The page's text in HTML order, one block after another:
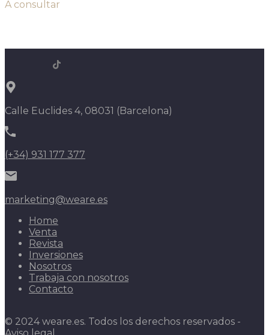
A consultar
Calle Euclides 4, 08031 (Barcelona)
(+34) 931 177 377
marketing@weare.es
Home
Venta
Revista
Inversiones
Nosotros
Trabaja con nosotros
Contacto
© 2024 weare.es. Todos los derechos reservados -
Aviso legal